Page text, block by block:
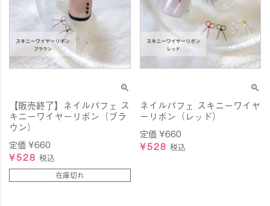
【販売終了】ネイルパフェ ス
キニーワイヤーリボン（ブラ
ウン）
定価¥660
¥528 税込
在庫切れ
ネイルパフェ スキニーワイヤ
ーリボン（レッド）
定価 ¥660
¥528 税込